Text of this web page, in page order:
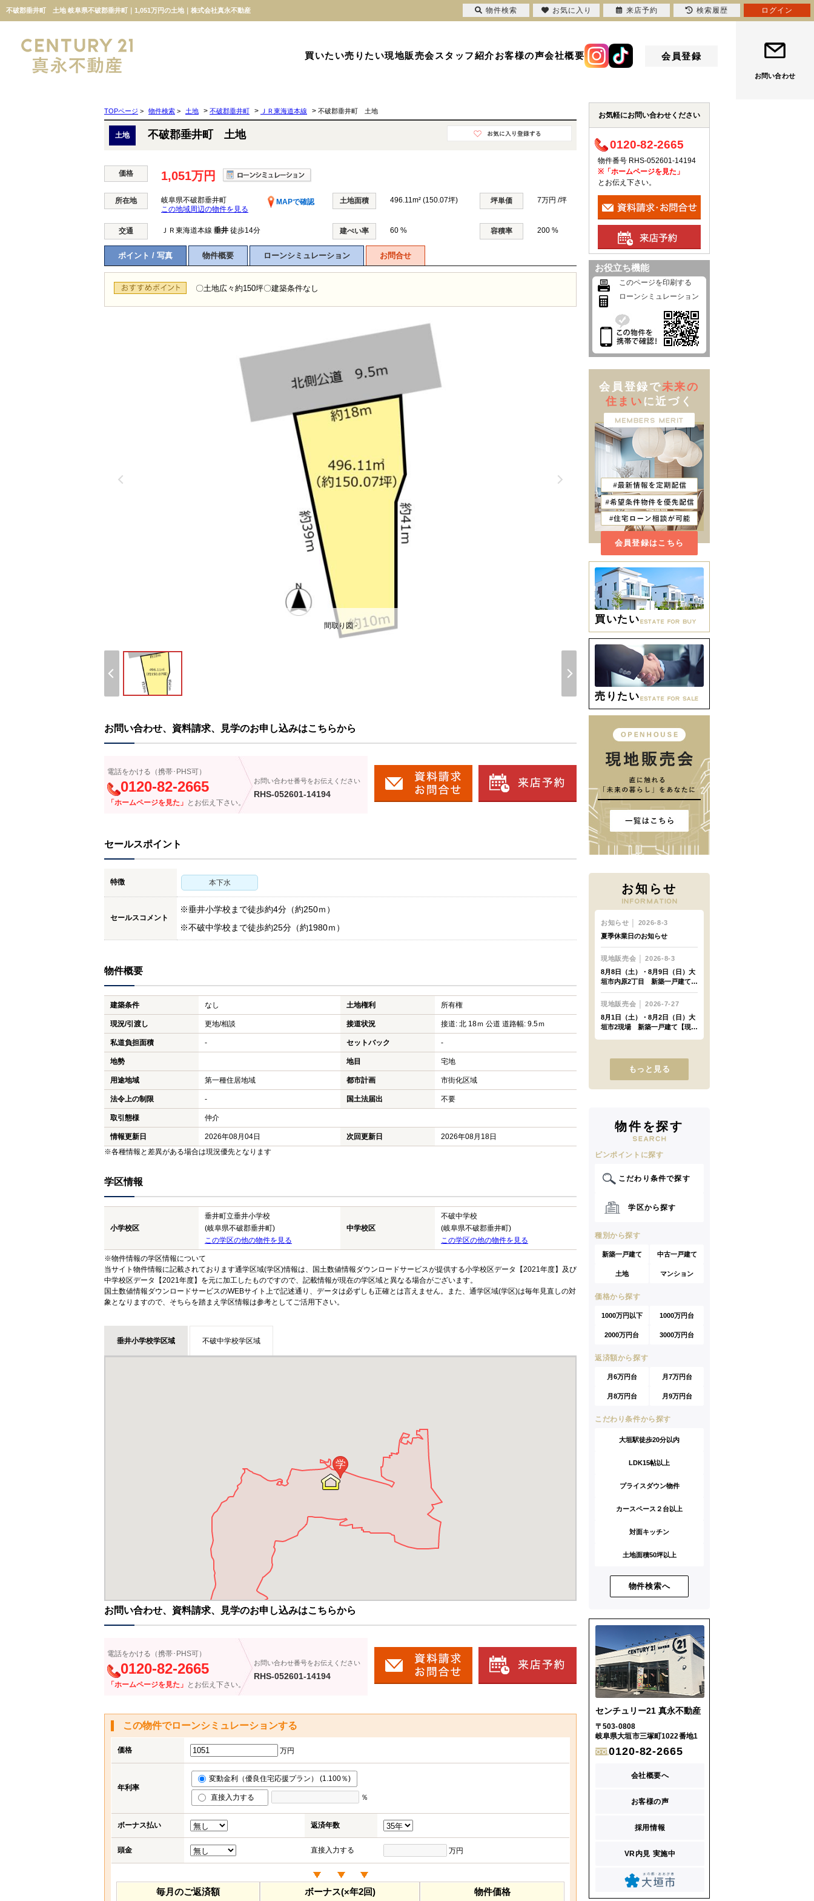
不破郡垂井町 土地 岐阜県不破郡垂井町｜1,051万円の土地｜株式会社真永不動産
買いたい売りたい現地販売会スタッフ紹介お客様の声会社概要 会員登録
お問い合わせ
TOPページ > 物件検索 > 土地 > 不破郡垂井町 > ＪＲ東海道本線 > 不破郡垂井町 土地
土地 不破郡垂井町 土地
価格 1,051万円
所在地 岐阜県不破郡垂井町
MAPで確認
この地域周辺の物件を見る
土地面積 496.11m² (150.07坪) 坪単価 7万円 /坪
交通 ＪＲ東海道本線 垂井 徒歩14分 建ぺい率 60 % 容積率 200 %
ポイント / 写真 物件概要 ローンシミュレーション お問合せ
〇土地広々約150坪〇建築条件なし
間取り図 -
お問い合わせ、資料請求、見学のお申し込みはこちらから
電話をかける（携帯･PHS可）
0120-82-2665
「ホームページを見た」 とお伝え下さい。
お問い合わせ番号をお伝えください
RHS-052601-14194
セールスポイント
特徴 本下水
セールスコメント
※垂井小学校まで徒歩約4分（約250ｍ）
※不破中学校まで徒歩約25分（約1980ｍ）
物件概要
建築条件 なし 土地権利 所有権
現況/引渡し 更地/相談 接道状況 接道: 北 18ｍ 公道 道路幅: 9.5ｍ
私道負担面積 - セットバック -
地勢 地目 宅地
用途地域 第一種住居地域 都市計画 市街化区域
法令上の制限 - 国土法届出 不要
取引態様 仲介
情報更新日 2026年08月04日 次回更新日
2026年08月18日
※各種情報と差異がある場合は現況優先となります
学区情報
小学校区
垂井町立垂井小学校
(岐阜県不破郡垂井町)
この学区の他の物件を見る
中学校区
不破中学校
(岐阜県不破郡垂井町)
この学区の他の物件を見る
※物件情報の学区情報について
当サイト物件情報に記載されております通学区域(学区)情報は、国土数値情報ダウンロードサービスが提供する小学校区データ【2021年度】及び
中学校区データ【2021年度】を元に加工したものですので、記載情報が現在の学区域と異なる場合がございます。
国土数値情報ダウンロードサービスのWEBサイト上で記述通り、データは必ずしも正確とは言えません。また、通学区域(学区)は毎年見直しの対
象となりますので、そちらを踏まえ学区情報は参考としてご活用下さい。
垂井小学校学区域 不破中学校学区域
学
お問い合わせ、資料請求、見学のお申し込みはこちらから
電話をかける（携帯･PHS可）
0120-82-2665
「ホームページを見た」 とお伝え下さい。
お問い合わせ番号をお伝えください
RHS-052601-14194
この物件でローンシミュレーションする
価格 万円
年利率
変動金利（優良住宅応援プラン） (1.100％)
直接入力する ％
ボーナス払い 返済年数
頭金 直接入力する 万円
毎月のご返済額 ボーナス(×年2回) 物件価格
お気軽にお問い合わせください
0120-82-2665
物件番号 RHS-052601-14194
※「ホームページを見た」
とお伝え下さい。
お役立ち機能
このページを印刷する
ローンシミュレーション
会員登録で未来の
住まい に近づく
会員登録はこちら
買いたい
売りたい
お知らせ
もっと見る
物件を探す
ピンポイントに探す
こだわり条件で探す
学区から探す
種別から探す
新築一戸建て 中古一戸建て
土地 マンション
価格から探す
1000万円以下 1000万円台
2000万円台 3000万円台
返済額から探す
月6万円台 月7万円台
月8万円台 月9万円台
こだわり条件から探す
大垣駅徒歩20分以内
LDK15帖以上
プライスダウン物件
カースペース２台以上
対面キッチン
土地面積50坪以上
物件検索へ
センチュリー21 真永不動産
〒503-0808
岐阜県大垣市三塚町1022番地1
0120-82-2665
会社概要へ
お客様の声
採用情報
VR内見 実施中
物件検索 お気に入り 来店予約 検索履歴 ログイン